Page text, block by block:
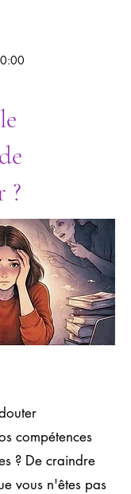
?
compétences
? De craindre
vous n'êtes pas